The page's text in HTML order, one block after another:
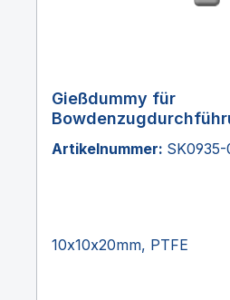
Gießdummy für
Artikelnummer: SK0935-
10x10x20mm, PTFE